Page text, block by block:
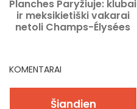
Planches Paryžiuje: klubai
ir meksikietiški vakarai
netoli Champs-Élysées
KOMENTARAI
Šiandien